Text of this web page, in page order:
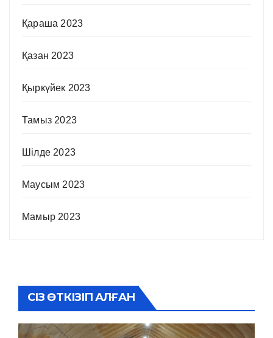
Қараша 2023
Қазан 2023
Қыркүйек 2023
Тамыз 2023
Шілде 2023
Маусым 2023
Мамыр 2023
СІЗ ӨТКІЗІП АЛҒАН